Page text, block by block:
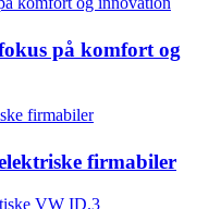
på komfort og
firmabiler